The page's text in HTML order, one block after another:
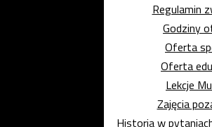
Regulamin
Godziny
Oferta
Oferta
Lekcje
Zajęcia
Historia w